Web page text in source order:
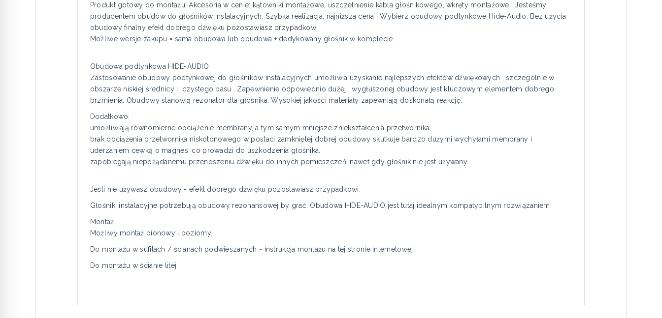
Produkt gotowy do montażu. Akcesoria w cenie: kątowniki montażowe, uszczelnienie kabla głośnikowego, wkręty montażowe | Jesteśmy
producentem obudów do głośników instalacyjnych. Szybka realizacja, najniższa cena | Wybierz obudowy podtynkowe Hide-Audio. Bez użycia
obudowy finalny efekt dobrego dźwięku pozostawiasz przypadkowi
Możliwe wersje zakupu = sama obudowa lub obudowa + dedykowany głośnik w komplecie.
Obudowa podtynkowa HIDE-AUDIO
Zastosowanie obudowy podtynkowej do głośników instalacyjnych umożliwia uzyskanie najlepszych efektów dźwiękowych , szczególnie w
obszarze niskiej średnicy i czystego basu . Zapewnienie odpowiednio dużej i wygłuszonej obudowy jest kluczowym elementem dobrego
brzmienia. Obudowy stanowią rezonator dla głośnika. Wysokiej jakości materiały zapewniają doskonałą reakcję.
Dodatkowo:
umożliwiają równomierne obciążenie membrany, a tym samym mniejsze zniekształcenia przetwornika.
brak obciążenia przetwornika niskotonowego w postaci zamkniętej dobrej obudowy skutkuje bardzo dużymi wychyłami membrany i
uderzaniem cewką o magnes, co prowadzi do uszkodzenia głośnika.
zapobiegają niepożądanemu przenoszeniu dźwięku do innych pomieszczeń, nawet gdy głośnik nie jest używany.
Jeśli nie używasz obudowy - efekt dobrego dźwięku pozostawiasz przypadkowi.
Głośniki instalacyjne potrzebują obudowy rezonansowej by grać. Obudowa HIDE-AUDIO jest tutaj idealnym kompatybilnym rozwiązaniem.
Montaż:
Możliwy montaż pionowy i poziomy.
Do montażu w sufitach / ścianach podwieszanych - instrukcja montażu na tej stronie internetowej
Do montażu w ścianie litej